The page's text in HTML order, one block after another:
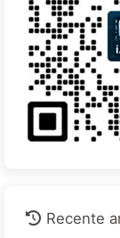
Recente